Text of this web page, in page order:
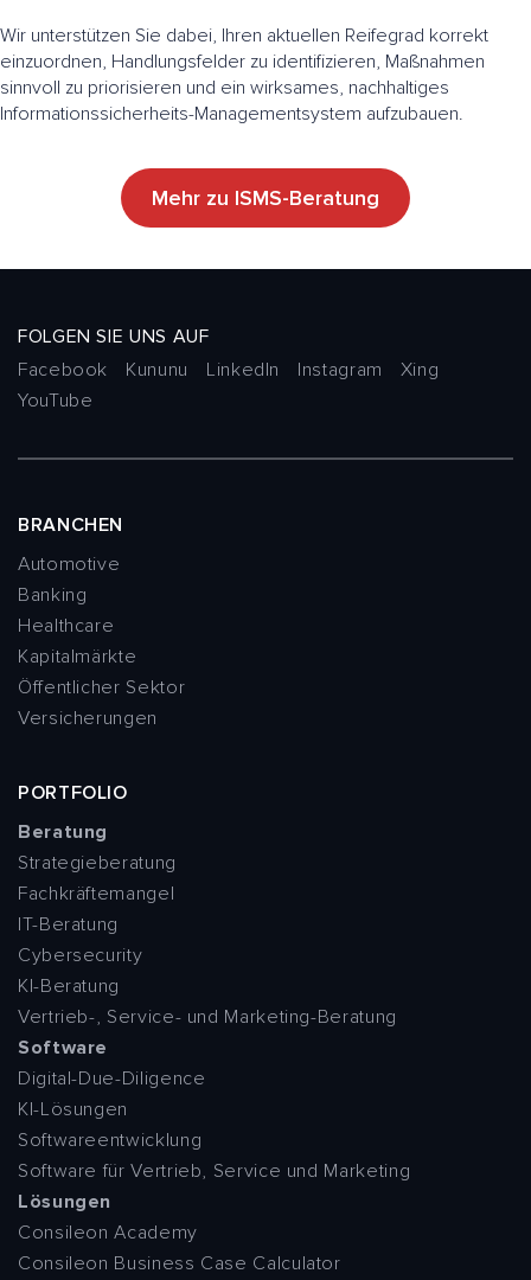
Wir unterstützen Sie dabei, Ihren aktuellen Reifegrad korrekt
einzuordnen, Handlungsfelder zu identifizieren, Maßnahmen
sinnvoll zu priorisieren und ein wirksames, nachhaltiges
Informationssicherheits-Managementsystem aufzubauen.
Mehr zu ISMS-Beratung
FOLGEN SIE UNS AUF
Facebook
Kununu LinkedIn Instagram
Xing
YouTube
BRANCHEN
Automotive
Banking
Healthcare
Kapitalmärkte
Öffentlicher Sektor
Versicherungen
PORTFOLIO
Beratung
Strategieberatung
Fachkräftemangel
IT-Beratung
Cybersecurity
KI-Beratung
Vertrieb-, Service- und Marketing-Beratung
Software
Digital-Due-Diligence
KI-Lösungen
Softwareentwicklung
Software für Vertrieb, Service und Marketing
Lösungen
Consileon Academy
Consileon Business Case Calculator